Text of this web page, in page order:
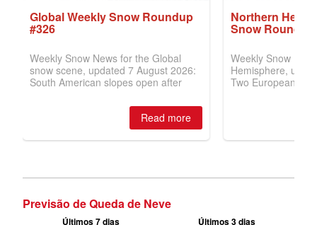
Previsão de Queda de Neve
Últimos 7 dias Últimos 3 dias